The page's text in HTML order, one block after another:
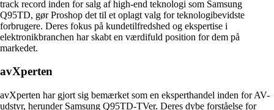
track record inden for salg af high-end teknologi som Samsung
Q95TD, gør Proshop det til et oplagt valg for teknologibevidste
forbrugere. Deres fokus på kundetilfredshed og ekspertise i
elektronikbranchen har skabt en værdifuld position for dem på
markedet.
avXperten
avXperten har gjort sig bemærket som en eksperthandel inden for AV-
udstyr, herunder Samsung Q95TD-TVer. Deres dybe forståelse for